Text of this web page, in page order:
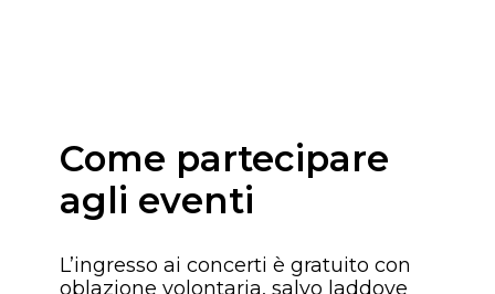
Come partecipare
agli eventi
L’ingresso ai concerti è gratuito con
oblazione volontaria, salvo laddove